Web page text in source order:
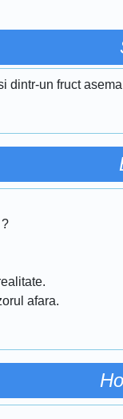
dintr-un fruct
afara.